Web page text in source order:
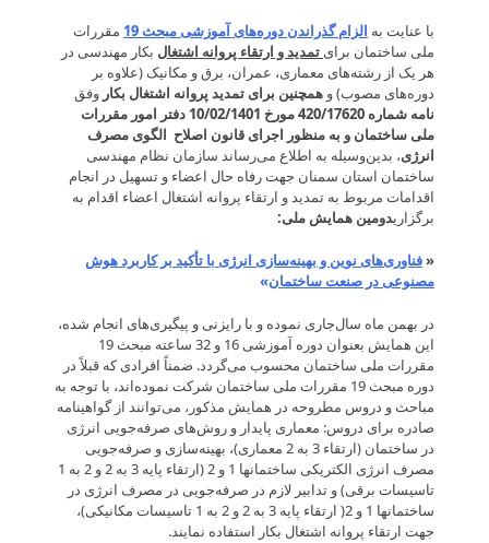
با عنایت به الزام گذراندن دوره‌های آموزشی مبحث 19
مقررات
ملی ساختمان برای تمدید و ارتقاء پروانه اشتغال بکار مهندسی در
هر یک از رشته‌های معماری، عمران، برق و مکانیک (علاوه بر
دوره‌های مصوب) و همچنین برای تمدید پروانه اشتغال بکار وفق
نامه شماره 420/17620 مورخ 10/02/1401 دفتر امور مقررات
ملی ساختمان و به منظور اجرای قانون اصلاح الگوی مصرف
انرژی، بدین‌وسیله به اطلاع می‌رساند سازمان نظام مهندسی
ساختمان استان سمنان جهت رفاه حال اعضاء و تسهیل در انجام
اقدامات مربوط به تمدید و ارتقاء پروانه اشتغال اعضاء اقدام به
برگزاریدومین همایش ملی:
«فناوری‌های نوین و بهینه‌سازی انرژی با تأکید بر کاربرد هوش
مصنوعی در صنعت ساختمان»
در بهمن ماه سال‌جاری نموده و با رایزنی و پیگیری‌های انجام شده،
این همایش بعنوان دوره آموزشی 16 و 32 ساعته مبحث 19
مقررات ملی ساختمان محسوب می‌گردد. ضمناً افرادی که قبلاً در
دوره مبحث 19 مقررات ملی ساختمان شرکت نموده‌اند، با توجه به
مباحث و دروس مطروحه در همایش مذکور، می‌توانند از گواهینامه
صادره برای دروس: معماری پایدار و روش‌های صرفه‌جویی انرژی
در ساختمان (ارتقاء 3 به 2 معماری)، بهینه‌سازی و صرفه‌جویی
مصرف انرژی الکتریکی ساختمانها 1 و 2 (ارتقاء پایه 3 به 2 و 2 به 1
تاسیسات برقی) و تدابیر لازم در صرفه‌جویی در مصرف انرژی در
ساختمانها 1 و 2( ارتقاء پایه 3 به 2 و 2 به 1 تاسیسات مکانیکی)،
جهت ارتقاء پروانه اشتغال بکار استفاده نمایند.